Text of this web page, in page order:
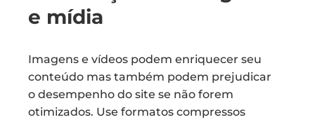
e mídia
Imagens e vídeos podem enriquecer seu
conteúdo mas também podem prejudicar
o desempenho do site se não forem
otimizados. Use formatos compressos